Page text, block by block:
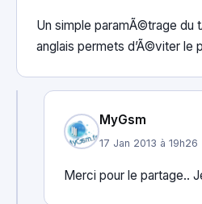
Un simple paramÃ©trage du
anglais permets d’Ã©viter le
MyGsm
17 Jan 2013 à 19h26
Merci pour le partage..